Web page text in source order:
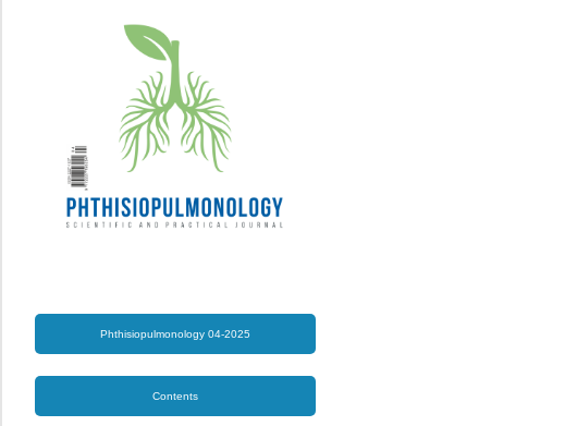
Phthisiopulmonology 04-2025
Contents